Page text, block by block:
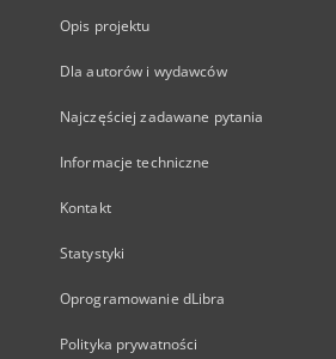
Opis projektu
Dla autorów i wydawców
Najczęściej zadawane pytania
Informacje techniczne
Kontakt
Statystyki
Oprogramowanie dLibra
Polityka prywatności